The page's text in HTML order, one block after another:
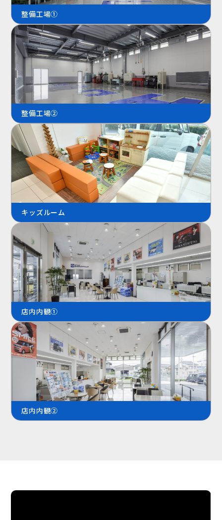
整備工場①
整備工場②
キッズルーム
店内内観①
店内内観②